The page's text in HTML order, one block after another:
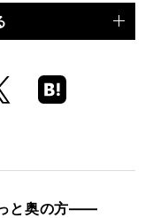
Hatena
Boo
と奥の方——